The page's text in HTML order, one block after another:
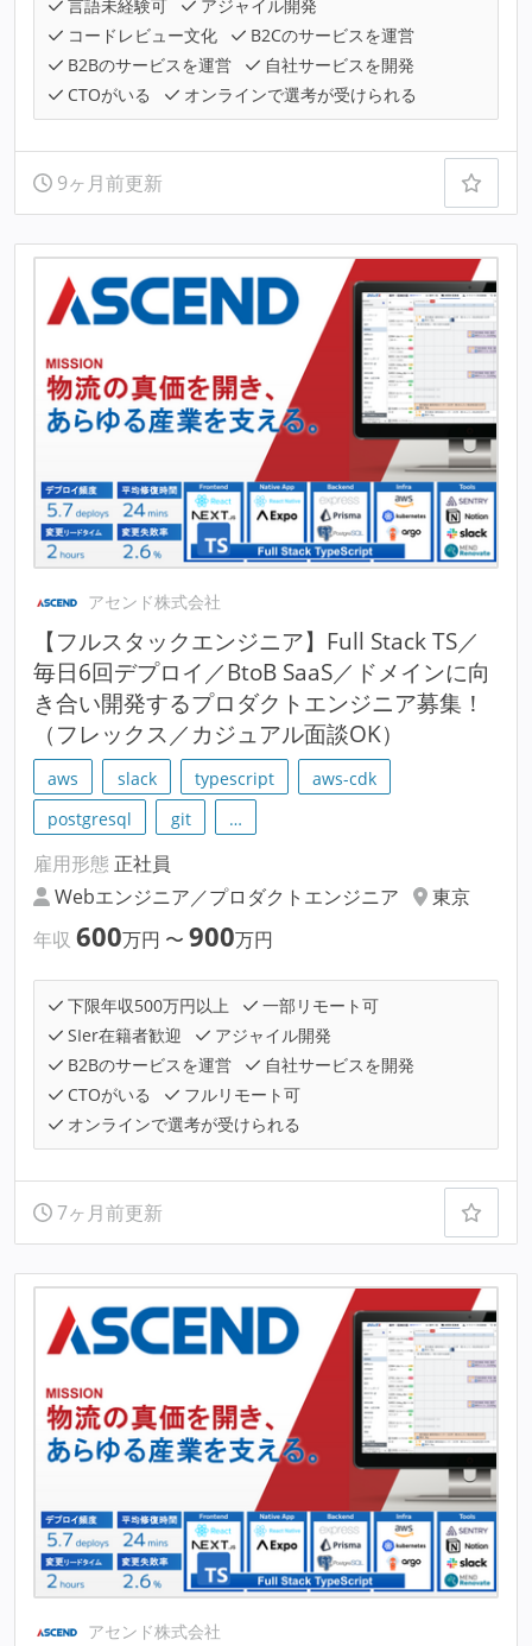
言語未経験可
アジャイル開発
コードレビュー文化
B2Cのサービスを運営
B2Bのサービスを運営
自社サービスを開発
CTOがいる
オンラインで選考が受けられる
9ヶ月前更新
アセンド株式会社
【フルスタックエンジニア】Full Stack TS／
毎日6回デプロイ／BtoB SaaS／ドメインに向
き合い開発するプロダクトエンジニア募集！
（フレックス／カジュアル面談OK）
aws slack typescript
aws-cdk
postgresql
git …
雇用形態 正社員
Webエンジニア／プロダクトエンジニア
東京
年収 600万円 〜 900万円
下限年収500万円以上
一部リモート可
SIer在籍者歓迎
アジャイル開発
B2Bのサービスを運営
自社サービスを開発
CTOがいる
フルリモート可
オンラインで選考が受けられる
7ヶ月前更新
アセンド株式会社